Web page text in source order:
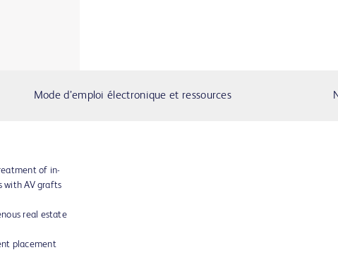
Mode d’emploi électronique et ressources
of in-
with AV grafts
real estate
placement